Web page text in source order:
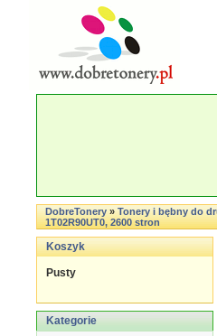
DobreTonery»Tonery i bębny do
1T02R90UT0, 2600 stron
Koszyk
Pusty
Kategorie